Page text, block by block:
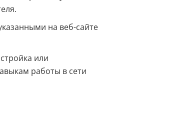
на веб-сайте
или
работы в сети